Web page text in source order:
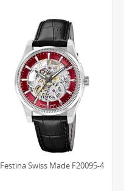
Festina Swiss Made F20095-4